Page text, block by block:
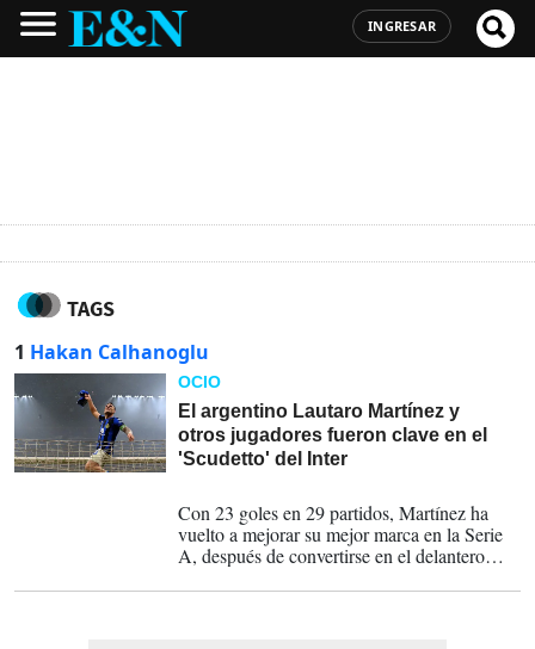
INGRESAR
TAGS
1 Hakan Calhanoglu
OCIO
El argentino Lautaro Martínez y
otros jugadores fueron clave en el
'Scudetto' del Inter
Con 23 goles en 29 partidos, Martínez ha
vuelto a mejorar su mejor marca en la Serie
A, después de convertirse en el delantero
secundario.